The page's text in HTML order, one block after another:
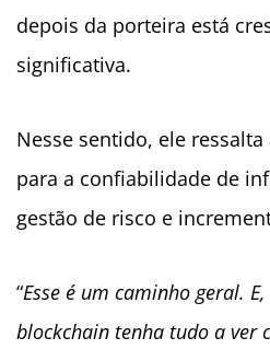
depois da porteira está
significativa.
Nesse sentido, ele
para a confiabilidade de
gestão de risco e
“Esse é um caminho geral.
blockchain tenha tudo a ver